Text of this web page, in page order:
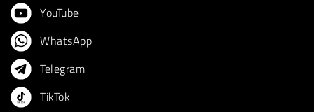
YouTube
WhatsApp
Telegram
TikTok